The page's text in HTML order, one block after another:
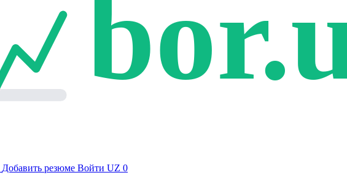
Добавить резюме Войти UZ 0